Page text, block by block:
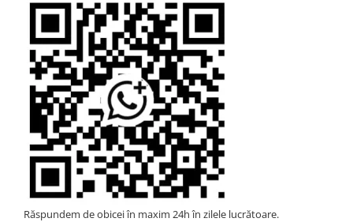
Solplanet
Sungrow
Invertoare Hibrid Sungrow
Invertoare on-grid Sungrow
Statii de reincarcare Sungrow
Victron Energy
MPPT
Accesorii Victron
Acumulatori Victron
Invertor Hibrid - Off Grid
Răspundem de obicei în maxim 24h în zilele lucrătoare.